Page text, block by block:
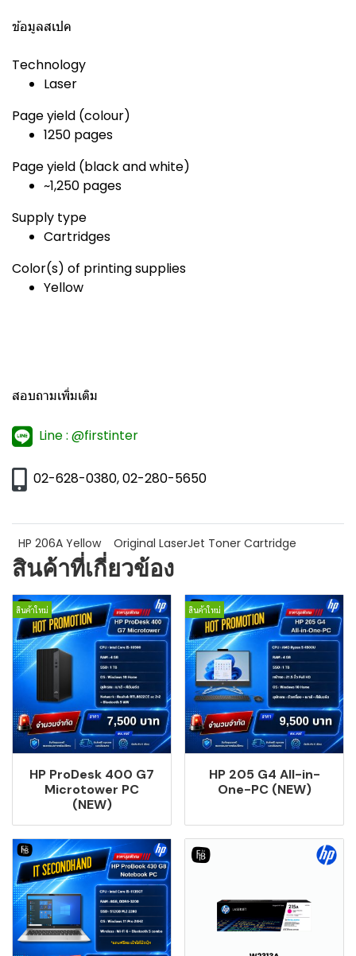
ข้อมูลสเปค
Technology
Laser
Page yield (colour)
1250 pages
Page yield (black and white)
~1,250 pages
Supply type
Cartridges
Color(s) of printing supplies
Yellow
สอบถามเพิ่มเติม
Line : @firstinter
02-628-0380, 02-280-5650
HP 206A Yellow Original LaserJet Toner Cartridge
สินค้าที่เกี่ยวข้อง
สินค้าใหม่
HP ProDesk 400 G7
Microtower PC
(NEW)
สินค้าใหม่
HP 205 G4 All-in-
One-PC (NEW)